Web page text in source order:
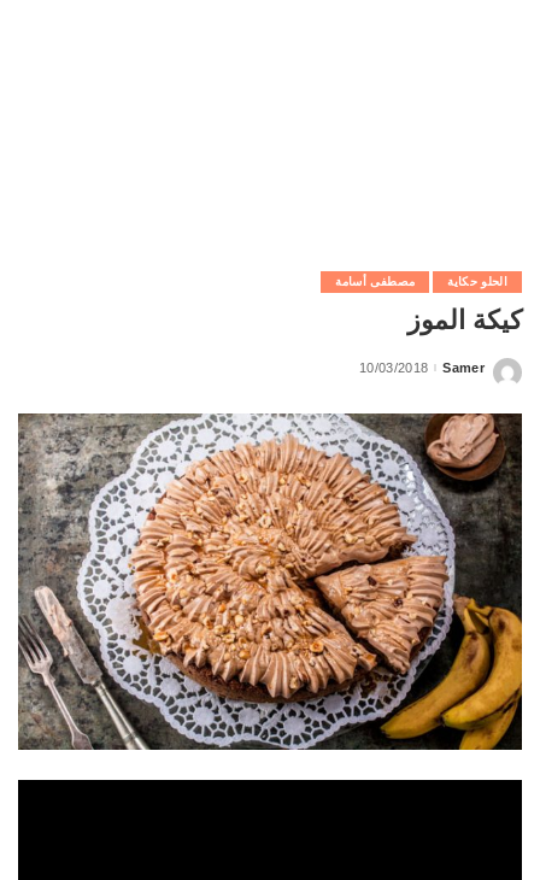
الحلو حكاية مصطفى أسامة
كيكة الموز
Posted
Samer
10/03/2018